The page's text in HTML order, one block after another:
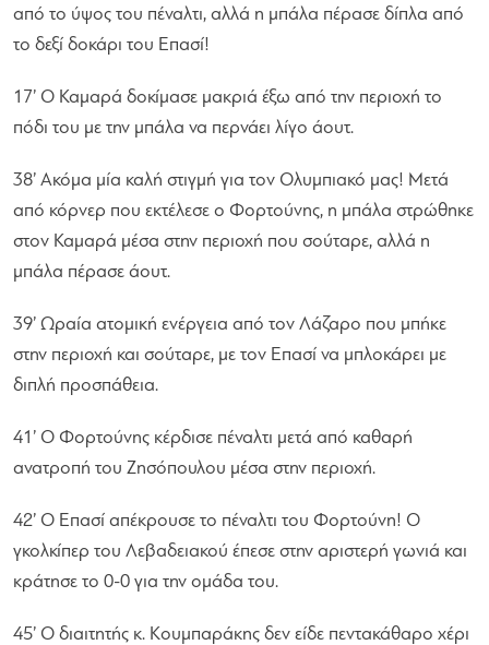
από το ύψος του πέναλτι, αλλά η μπάλα πέρασε δίπλα από
το δεξί δοκάρι του Επασί!
17’ Ο Καμαρά δοκίμασε μακριά έξω από την περιοχή το
πόδι του με την μπάλα να περνάει λίγο άουτ.
38’ Ακόμα μία καλή στιγμή για τον Ολυμπιακό μας! Μετά
από κόρνερ που εκτέλεσε ο Φορτούνης, η μπάλα στρώθηκε
στον Καμαρά μέσα στην περιοχή που σούταρε, αλλά η
μπάλα πέρασε άουτ.
39’ Ωραία ατομική ενέργεια από τον Λάζαρο που μπήκε
στην περιοχή και σούταρε, με τον Επασί να μπλοκάρει με
διπλή προσπάθεια.
41’ Ο Φορτούνης κέρδισε πέναλτι μετά από καθαρή
ανατροπή του Ζησόπουλου μέσα στην περιοχή.
42’ Ο Επασί απέκρουσε το πέναλτι του Φορτούνη! Ο
γκολκίπερ του Λεβαδειακού έπεσε στην αριστερή γωνιά και
κράτησε το 0-0 για την ομάδα του.
45’ Ο διαιτητής κ. Κουμπαράκης δεν είδε πεντακάθαρο χέρι